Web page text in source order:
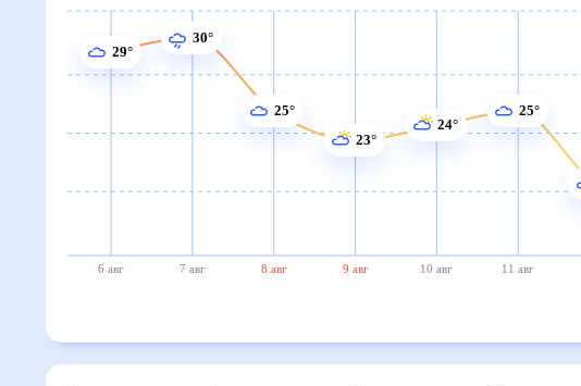
6 авг 7 авг 8 авг 9 авг 10 авг 11 авг
29°
30°
25°
23°
24°
25°